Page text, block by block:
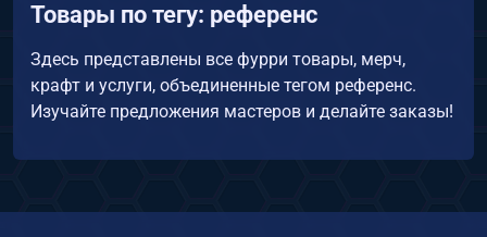
Товары по тегу: референс
Здесь представлены все фурри товары, мерч,
крафт и услуги, объединенные тегом референс.
Изучайте предложения мастеров и делайте заказы!